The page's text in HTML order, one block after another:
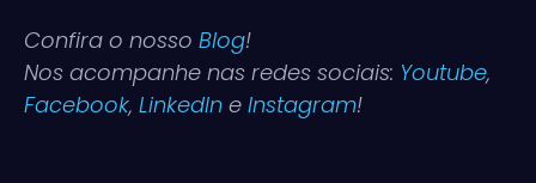
Confira o nosso Blog!
Nos acompanhe nas redes sociais: Youtube,
Facebook, LinkedIn e Instagram!